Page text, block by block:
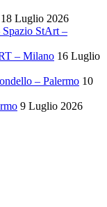
18 Luglio 2026
Spazio StArt –
– Milano 16 Luglio
– Palermo 10
9 Luglio 2026